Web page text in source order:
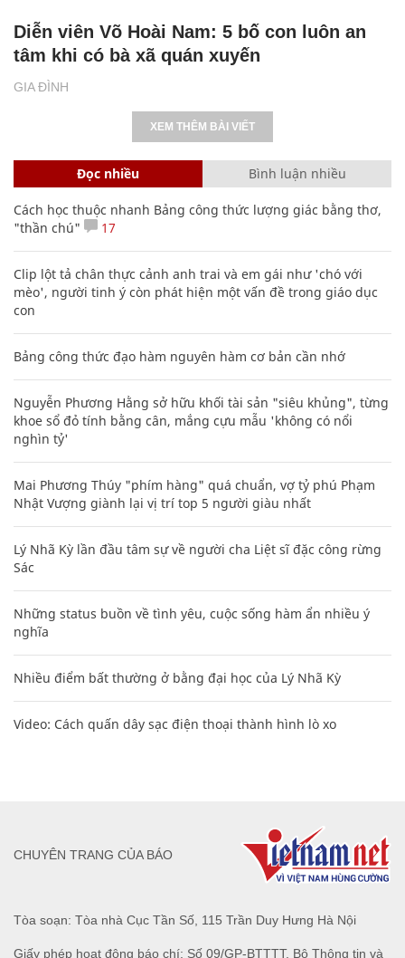
GIA ĐÌNH
Diễn viên Võ Hoài Nam: 5 bố con luôn an
tâm khi có bà xã quán xuyến
XEM THÊM BÀI VIẾT
Đọc nhiều Bình luận nhiều
Cách học thuộc nhanh Bảng công thức lượng giác bằng thơ,
"thần chú"
17
Clip lột tả chân thực cảnh anh trai và em gái như 'chó với
mèo', người tinh ý còn phát hiện một vấn đề trong giáo dục
con
Bảng công thức đạo hàm nguyên hàm cơ bản cần nhớ
Nguyễn Phương Hằng sở hữu khối tài sản "siêu khủng", từng
khoe sổ đỏ tính bằng cân, mắng cựu mẫu 'không có nổi
nghìn tỷ'
Mai Phương Thúy "phím hàng" quá chuẩn, vợ tỷ phú Phạm
Nhật Vượng giành lại vị trí top 5 người giàu nhất
Lý Nhã Kỳ lần đầu tâm sự về người cha Liệt sĩ đặc công rừng
Sác
Những status buồn về tình yêu, cuộc sống hàm ẩn nhiều ý
nghĩa
Nhiều điểm bất thường ở bằng đại học của Lý Nhã Kỳ
Video: Cách quấn dây sạc điện thoại thành hình lò xo
Tòa soạn: Tòa nhà Cục Tần Số, 115 Trần Duy Hưng Hà Nội
Giấy phép hoạt động báo chí: Số 09/GP-BTTTT, Bộ Thông tin và
CHUYÊN TRANG CỦA BÁO